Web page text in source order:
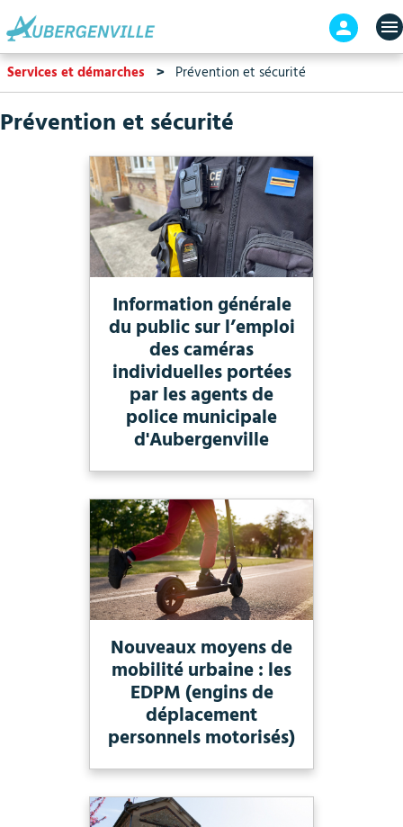
contenu
principal
En-
tête
Services et démarches Prévention et sécurité
Prévention et sécurité
Information générale
du public sur l’emploi
des caméras
individuelles portées
par les agents de
police municipale
d'Aubergenville
Nouveaux moyens de
mobilité urbaine : les
EDPM (engins de
déplacement
personnels motorisés)